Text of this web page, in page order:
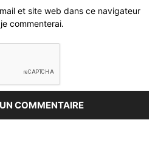
et site web dans ce navigateur
commenterai.